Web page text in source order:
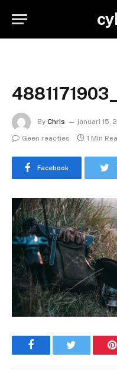
By Chris januari 15,
Geen reacties
1 Min
Facebook
Facebook